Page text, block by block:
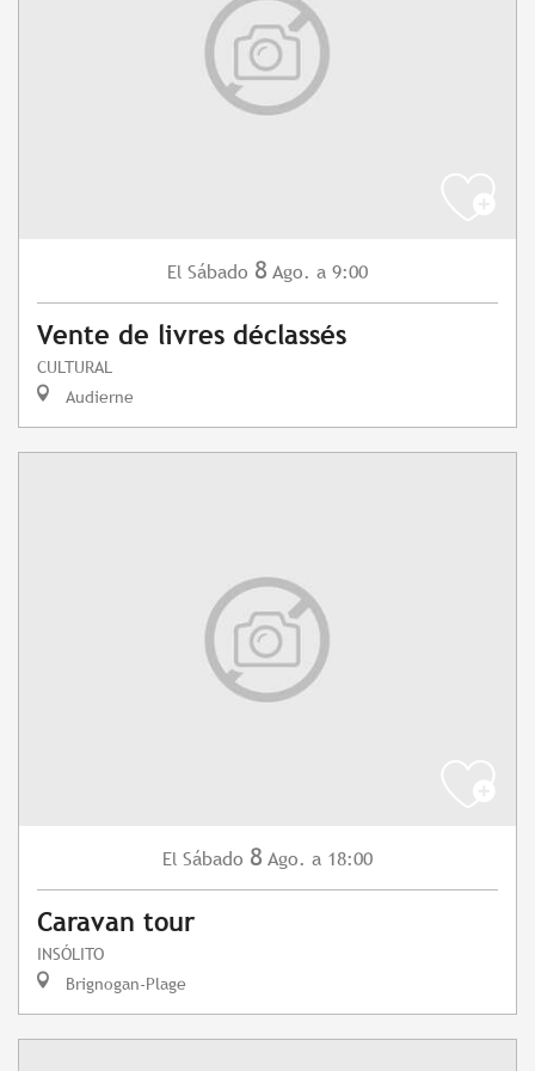
El Sábado 8 Ago. a 9:00
Vente de livres déclassés
CULTURAL
Audierne
El Sábado 8 Ago. a 18:00
Caravan tour
INSÓLITO
Brignogan-Plage